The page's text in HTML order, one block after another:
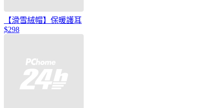
【滑雪絨帽】保暖護耳
$298